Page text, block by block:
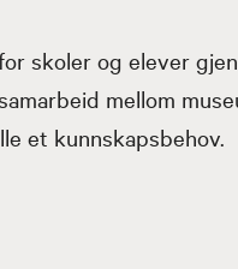
skoler og elever
mellom
et kunnskapsbehov.